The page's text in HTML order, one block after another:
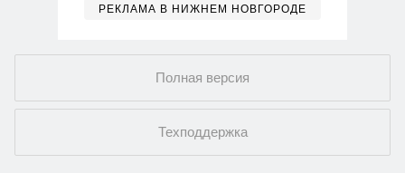
РЕКЛАМА В НИЖНЕМ НОВГОРОДЕ
Полная версия
Техподдержка